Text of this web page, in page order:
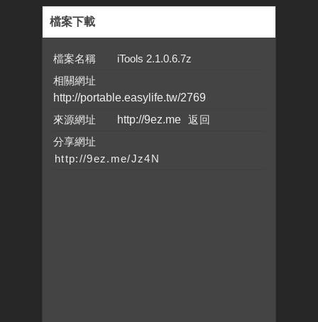
檔案下載
檔案名稱 iTools 2.1.0.6.7z
相關網址
http://portable.easylife.tw/2769
來源網址
http://9ez.me
分享網址